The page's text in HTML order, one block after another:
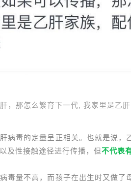
，那怎么繁育下一代, 我家里是乙
病毒的定量呈正相关。也就是说
及性接触途径进行传播，但不代表
毒量不高，而孩子在出生时又做